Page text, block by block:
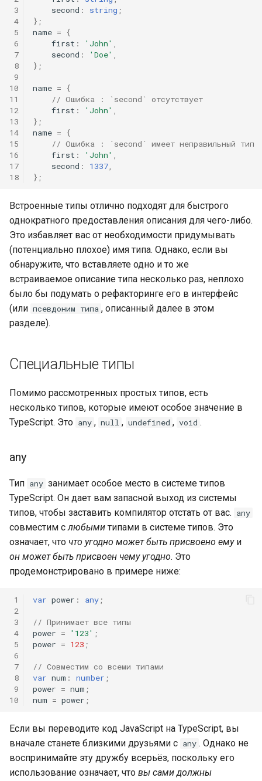
3
4
5
6
7
8
9
10
11
12
13
14
15
16
17
18
second : string ;
};
name =
{
first : 'John'
second : 'Doe'
};
name =
{
// Ошибка : `second` отсутствует
first : 'John'
};
name =
{
// Ошибка : `second` имеет неправильный тип
first : 'John'
second : 1337
};
Встроенные типы отлично подходят для быстрого
однократного предоставления описания для чего-либо.
Это избавляет вас от необходимости придумывать
(потенциально плохое) имя типа. Однако, если вы
обнаружите, что вставляете одно и то же
встраиваемое описание типа несколько раз, неплохо
было бы подумать о рефакторинге его в интерфейс
(или псевдоним типа , описанный далее в этом
разделе).
Специальные типы
Помимо рассмотренных простых типов, есть
несколько типов, которые имеют особое значение в
TypeScript. Это any , null , undefined , void .
any
Тип any занимает особое место в системе типов
TypeScript. Он дает вам запасной выход из системы
типов, чтобы заставить компилятор отстать от вас. any
совместим слюбыми типами в системе типов. Это
означает, что что угодно может быть присвоено емуи
он может быть присвоен чему угодно. Это
продемонстрировано в примере ниже:
1
2
3
4
5
6
7
8
9
10
var power : any ;
// Принимает все типы
power = '123' ;
power = 123 ;
// Совместим со всеми типами
var num : number ;
power = num ;
num = power ;
Если вы переводите код JavaScript на TypeScript, вы
вначале станете близкими друзьями с any . Однако не
воспринимайте эту дружбу всерьёз, поскольку его
использование означает, что вы сами должны